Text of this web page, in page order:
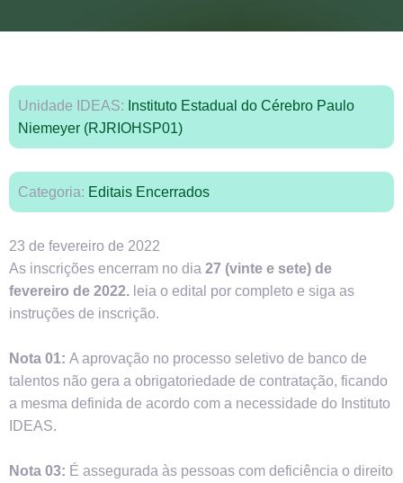
Unidade IDEAS: Instituto Estadual do Cérebro Paulo
Niemeyer (RJRIOHSP01)
Categoria: Editais Encerrados
23 de fevereiro de 2022
As inscrições encerram no dia 27 (vinte e sete) de
fevereiro de 2022. leia o edital por completo e siga as
instruções de inscrição.
Nota 01: A aprovação no processo seletivo de banco de
talentos não gera a obrigatoriedade de contratação, ficando
a mesma definida de acordo com a necessidade do Instituto
IDEAS.
Nota 03: É assegurada às pessoas com deficiência o direito